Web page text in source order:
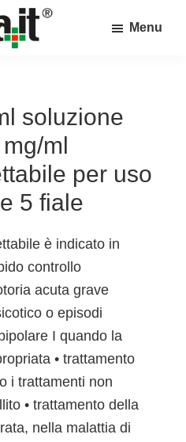
Menu
soluzione
ml
per uso
5 fiale
è indicato in
controllo
acuta grave
o episodi
I quando la
• trattamento
i trattamenti non
• trattamento della
nella malattia di